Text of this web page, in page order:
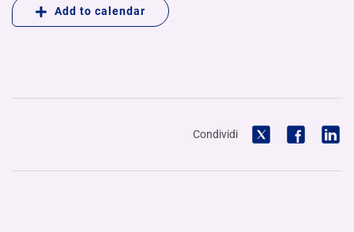
Add to calendar
Condividi